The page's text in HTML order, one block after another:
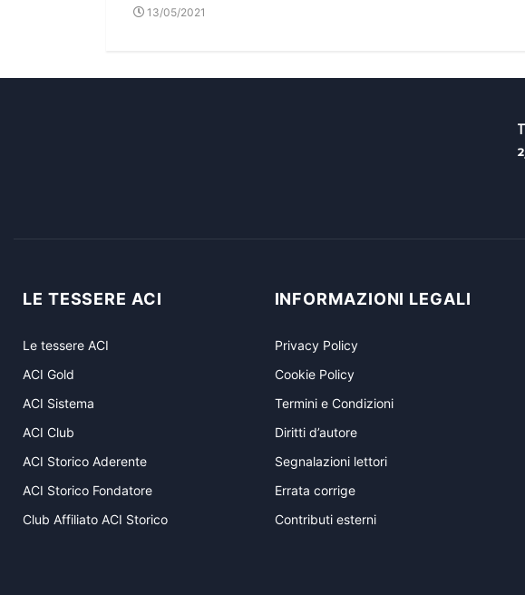
13/05/2021
LE TESSERE ACI
Le tessere ACI
ACI Gold
ACI Sistema
ACI Club
ACI Storico Aderente
ACI Storico Fondatore
Club Affiliato ACI Storico
INFORMAZIONI LEGALI
Privacy Policy
Cookie Policy
Termini e Condizioni
Diritti d’autore
Segnalazioni lettori
Errata corrige
Contributi esterni